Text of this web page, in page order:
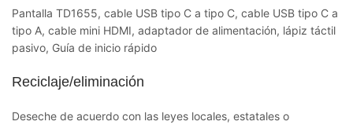
Pantalla TD1655, cable USB tipo C a tipo C, cable USB tipo C a
tipo A, cable mini HDMI, adaptador de alimentación, lápiz táctil
pasivo, Guía de inicio rápido
Reciclaje/eliminación
Deseche de acuerdo con las leyes locales, estatales o